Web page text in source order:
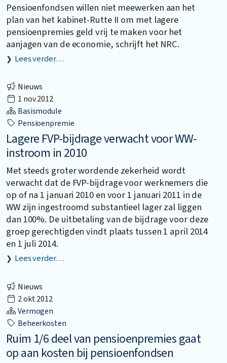
Pensioenfondsen willen niet meewerken aan het
plan van het kabinet-Rutte II om met lagere
pensioenpremies geld vrij te maken voor het
aanjagen van de economie, schrijft het NRC.
Lees verder…
Nieuws
1 nov 2012
Basismodule
Pensioenpremie
Lagere FVP-bijdrage verwacht voor WW-
instroom in 2010
Met steeds groter wordende zekerheid wordt
verwacht dat de FVP-bijdrage voor werknemers die
op of na 1 januari 2010 en voor 1 januari 2011 in de
WW zijn ingestroomd substantieel lager zal liggen
dan 100%. De uitbetaling van de bijdrage voor deze
groep gerechtigden vindt plaats tussen 1 april 2014
en 1 juli 2014.
Lees verder…
Nieuws
2 okt 2012
Vermogen
Beheerkosten
Ruim 1/6 deel van pensioenpremies gaat
op aan kosten bij pensioenfondsen